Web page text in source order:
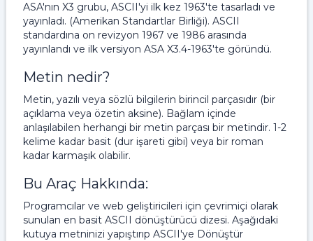
ASA'nın X3 grubu, ASCII'yi ilk kez 1963'te tasarladı ve
yayınladı. (Amerikan Standartlar Birliği). ASCII
standardına on revizyon 1967 ve 1986 arasında
yayınlandı ve ilk versiyon ASA X3.4-1963'te göründü.
Metin nedir?
Metin, yazılı veya sözlü bilgilerin birincil parçasıdır (bir
açıklama veya özetin aksine). Bağlam içinde
anlaşılabilen herhangi bir metin parçası bir metindir. 1-2
kelime kadar basit (dur işareti gibi) veya bir roman
kadar karmaşık olabilir.
Bu Araç Hakkında:
Programcılar ve web geliştiricileri için çevrimiçi olarak
sunulan en basit ASCII dönüştürücü dizesi. Aşağıdaki
kutuya metninizi yapıştırıp ASCII'ye Dönüştür